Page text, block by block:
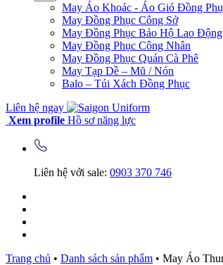
May Áo Khoác - Áo Gió Đồng
May Đồng Phục Công Sở
May Đồng Phục Bảo Hộ Lao Động
May Đồng Phục Công Nhân
May Đồng Phục Quán Cà Phê
May Tạp Dề – Mũ / Nón
Balo – Túi Xách Đồng Phục
Liên hệ ngay
Xem profile Hồ sơ năng lực
Liên hệ với sale: 0903 370 746
Trang chủ • Danh sách sản phẩm • May Áo